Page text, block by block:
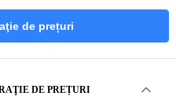
de prețuri
DE PREȚURI